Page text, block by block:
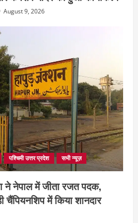
August 9, 2026
पश्चिमी उत्तर प्रदेश सभी न्यूज़
ने नेपाल में जीता रजत पदक,
चैंपियनशिप में किया शानदार